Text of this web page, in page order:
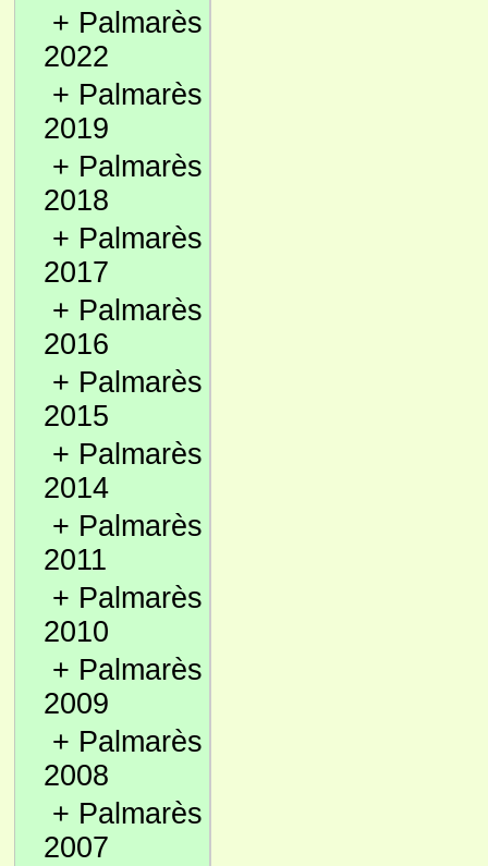
+ Palmarès
2022
+ Palmarès
2019
+ Palmarès
2018
+ Palmarès
2017
+ Palmarès
2016
+ Palmarès
2015
+ Palmarès
2014
+ Palmarès
2011
+ Palmarès
2010
+ Palmarès
2009
+ Palmarès
2008
+ Palmarès
2007